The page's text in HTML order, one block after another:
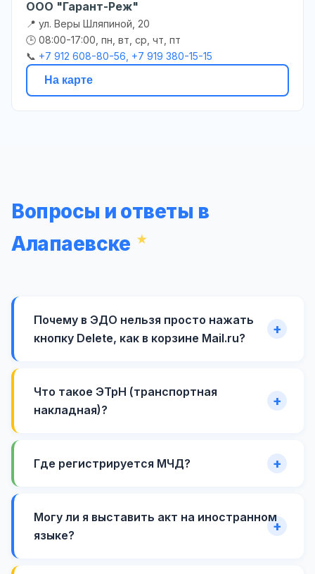
ООО "Гарант-Реж"
📍 ул. Веры Шляпиной, 20
🕒 08:00-17:00, пн, вт, ср, чт, пт
📞 +7 912 608-80-56, +7 919 380-15-15
На карте
Вопросы и ответы в
Алапаевске
Почему в ЭДО нельзя просто нажать
кнопку Delete, как в корзине Mail.ru?
Что такое ЭТрН (транспортная
накладная)?
Где регистрируется МЧД?
Могу ли я выставить акт на иностранном
языке?